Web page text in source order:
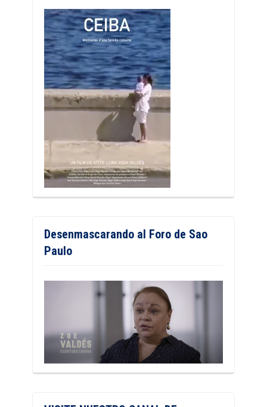
Desenmascarando al Foro de Sao
Paulo